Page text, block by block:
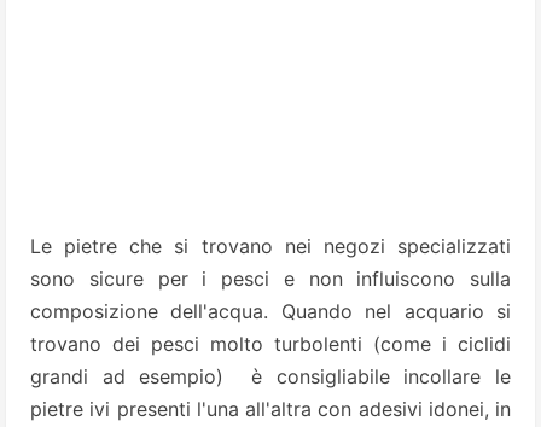
Le pietre che si trovano nei negozi specializzati
sono sicure per i pesci e non influiscono sulla
composizione dell'acqua. Quando nel acquario si
trovano dei pesci molto turbolenti (come i ciclidi
grandi ad esempio) è consigliabile incollare le
pietre ivi presenti l'una all'altra con adesivi idonei, in